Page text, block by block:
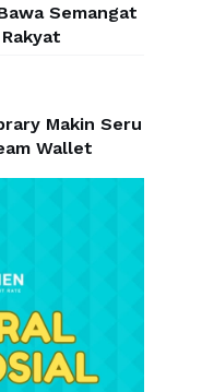
Semangat
Makin Seru
Wallet